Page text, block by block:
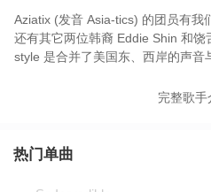
Aziatix (发音 Asia-tics) 的团员有我
还有其它两位韩裔 Eddie Shin 和饶
style 是合并了美国东、西岸的声音
的影响，他们的音乐很灵魂又很流
完整歌手
热门单曲